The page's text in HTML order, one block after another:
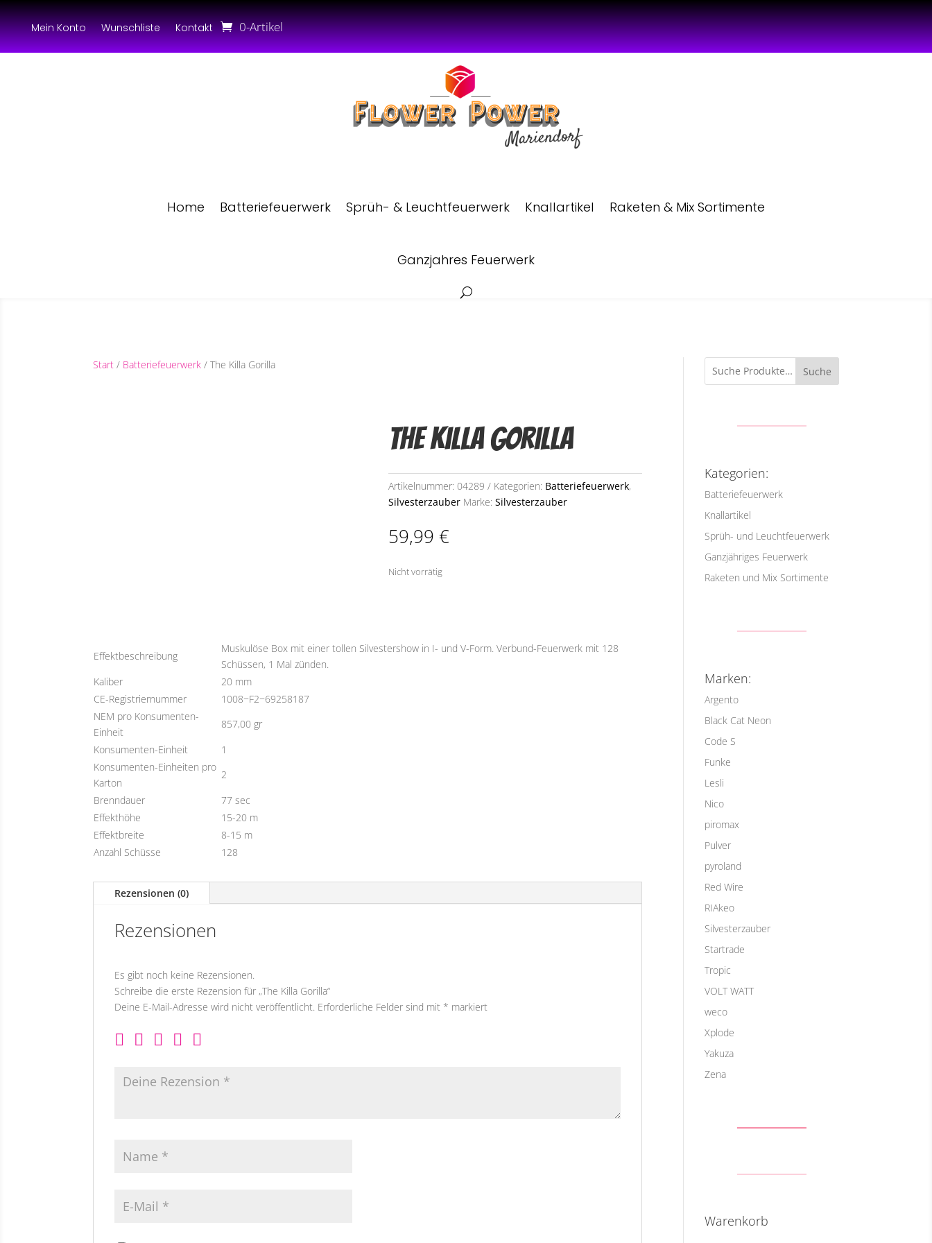
Mein Konto Wunschliste Kontakt 0-Artikel
Home Batteriefeuerwerk Sprüh- & Leuchtfeuerwerk Knallartikel Raketen & Mix Sortimente
Ganzjahres Feuerwerk
Start / Batteriefeuerwerk / The Killa Gorilla
The Killa Gorilla
Artikelnummer: 04289 Kategorien: Batteriefeuerwerk,
Silvesterzauber Marke: Silvesterzauber
59,99 €
Nicht vorrätig
Effektbeschreibung
Muskulöse Box mit einer tollen Silvestershow in I- und V-Form. Verbund-Feuerwerk mit 128
Schüssen, 1 Mal zünden.
Kaliber
20 mm
CE-Registriernummer
1008−F2−69258187
NEM pro Konsumenten-
Einheit
857,00 gr
Konsumenten-Einheit
1
Konsumenten-Einheiten pro
Karton
2
Brenndauer
77 sec
Effekthöhe
15-20 m
Effektbreite
8-15 m
Anzahl Schüsse
128
Rezensionen (0)
Rezensionen
Es gibt noch keine Rezensionen.
Schreibe die erste Rezension für „The Killa Gorilla“
Deine E-Mail-Adresse wird nicht veröffentlicht. Erforderliche Felder sind mit * markiert
Suche
Kategorien:
Batteriefeuerwerk
Knallartikel
Sprüh- und Leuchtfeuerwerk
Ganzjähriges Feuerwerk
Raketen und Mix Sortimente
Marken:
Argento
Black Cat Neon
Code S
Funke
Lesli
Nico
piromax
Pulver
pyroland
Red Wire
RIAkeo
Silvesterzauber
Startrade
Tropic
VOLT WATT
weco
Xplode
Yakuza
Zena
Warenkorb